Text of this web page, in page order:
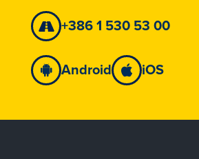
+386 1 530 53 00
Android iOS